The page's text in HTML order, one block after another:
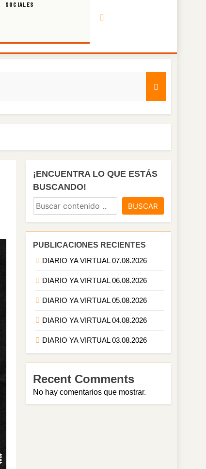
SOCIALES
¡ENCUENTRA LO QUE ESTÁS
BUSCANDO!
BUSCAR
PUBLICACIONES RECIENTES
DIARIO YA VIRTUAL 07.08.2026
DIARIO YA VIRTUAL 06.08.2026
DIARIO YA VIRTUAL 05.08.2026
DIARIO YA VIRTUAL 04.08.2026
DIARIO YA VIRTUAL 03.08.2026
Recent Comments
No hay comentarios que mostrar.